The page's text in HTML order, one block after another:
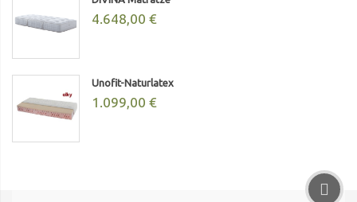
4.648,00 €
Unofit-Naturlatex
1.099,00 €